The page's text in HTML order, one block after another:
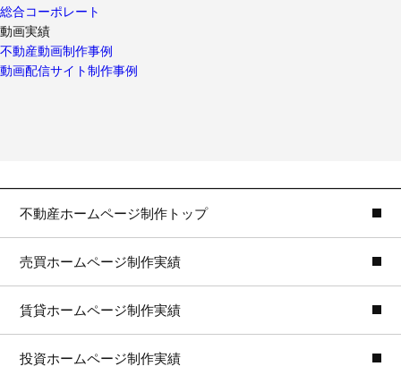
総合コーポレート
動画実績
不動産動画制作事例
動画配信サイト制作事例
不動産ホームページ制作トップ
売買ホームページ制作実績
賃貸ホームページ制作実績
投資ホームページ制作実績